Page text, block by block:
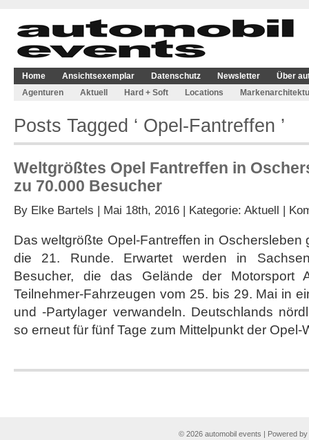
Home Ansichtsexemplar Datenschutz Newsletter
Über
Agenturen
Aktuell Hard + Soft Locations
Posts Tagged ‘ Opel-Fantreffen ’
Weltgrößtes Opel Fantreffen in
zu 70.000 Besucher
By Elke Bartels | Mai 18th, 2016 | Kategorie: Aktuell |
Das weltgrößte Opel-Fantreffen in Oschersleben
die 21. Runde. Erwartet werden in
Besucher, die das Gelände der Motorsport
Teilnehmer-Fahrzeugen vom 25. bis 29. Mai in
und -Partylager verwandeln. Deutschlands
so erneut für fünf Tage zum Mittelpunkt der
© 2026 automobil events | Powered by